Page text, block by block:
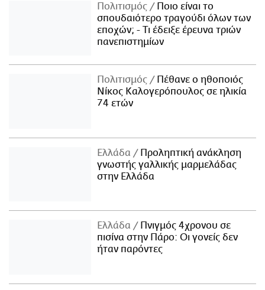
Πολιτισμός
Ποιο είναι το
σπουδαιότερο τραγούδι όλων των
εποχών; - Τι έδειξε έρευνα τριών
πανεπιστημίων
Πολιτισμός
Πέθανε ο ηθοποιός
Νίκος Καλογερόπουλος σε ηλικία
74 ετών
Ελλάδα
Προληπτική ανάκληση
γνωστής γαλλικής μαρμελάδας
στην Ελλάδα
Ελλάδα
Πνιγμός 4χρονου σε
πισίνα στην Πάρο: Οι γονείς δεν
ήταν παρόντες